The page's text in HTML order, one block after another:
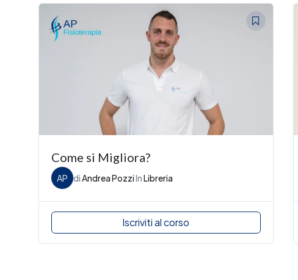
Come si Migliora?
AP diAndrea PozziInLibreria
Iscriviti al corso